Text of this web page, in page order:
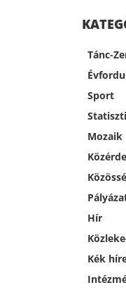
Tánc-
Sport
Mozaik
Hír
Kék